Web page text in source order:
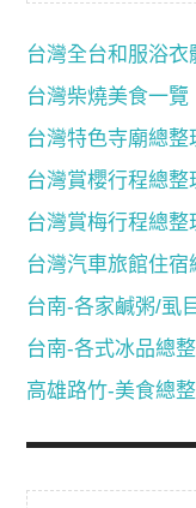
台灣全台和服浴衣
台灣柴燒美食一覽
台灣特色寺廟總整
台灣賞櫻行程總整
台灣賞梅行程總整
台灣汽車旅館住宿
台南-各家鹹粥/虱
台南-各式冰品總
高雄路竹-美食總